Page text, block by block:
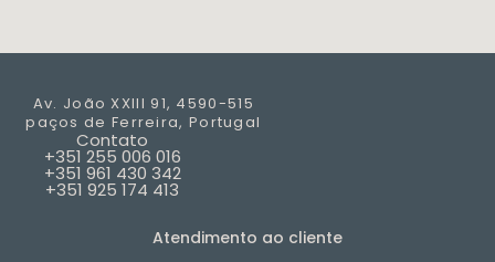
Av. João XXIII 91, 4590-515
paços de Ferreira, Portugal
Contato
+351 255 006 016
+351 961 430 342
+351 925 174 413
Atendimento ao cliente